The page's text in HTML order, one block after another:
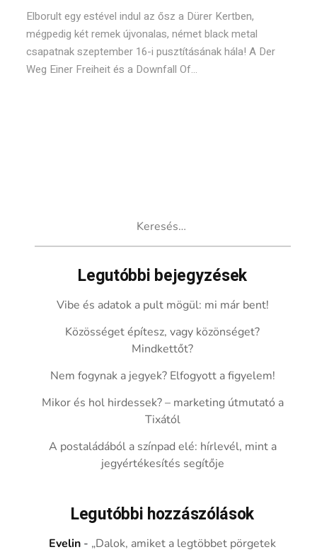
Elborult egy estével indul az ősz a Dürer Kertben,
mégpedig két remek újvonalas, német black metal
csapatnak szeptember 16-i pusztításának hála! A Der
Weg Einer Freiheit és a Downfall Of...
Legutóbbi bejegyzések
Vibe és adatok a pult mögül: mi már bent!
Közösséget építesz, vagy közönséget?
Mindkettőt?
Nem fogynak a jegyek? Elfogyott a figyelem!
Mikor és hol hirdessek? – marketing útmutató a
Tixától
A postaládából a színpad elé: hírlevél, mint a
jegyértékesítés segítője
Legutóbbi hozzászólások
Evelin - „Dalok, amiket a legtöbbet pörgetek